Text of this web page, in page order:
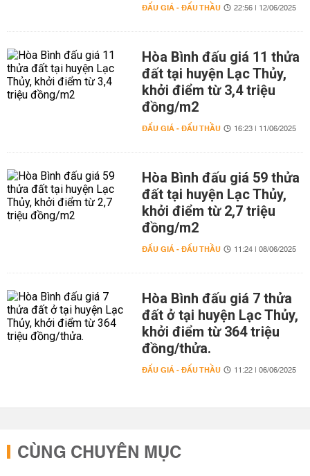
ĐẤU GIÁ - ĐẤU THẦU 22:56 | 12/06/2025
Hòa Bình đấu giá 11 thửa
đất tại huyện Lạc Thủy,
khởi điểm từ 3,4 triệu
đồng/m2
ĐẤU GIÁ - ĐẤU THẦU 16:23 | 11/06/2025
Hòa Bình đấu giá 59 thửa
đất tại huyện Lạc Thủy,
khởi điểm từ 2,7 triệu
đồng/m2
ĐẤU GIÁ - ĐẤU THẦU 11:24 | 08/06/2025
Hòa Bình đấu giá 7 thửa
đất ở tại huyện Lạc Thủy,
khởi điểm từ 364 triệu
đồng/thửa.
ĐẤU GIÁ - ĐẤU THẦU 11:22 | 06/06/2025
CÙNG CHUYÊN MỤC